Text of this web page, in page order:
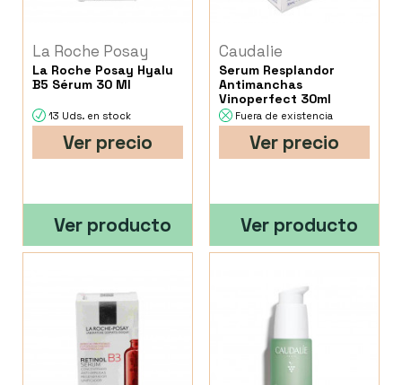
La Roche Posay
La Roche Posay Hyalu
B5 Sérum 30 Ml
13 Uds. en stock
Ver precio
Ver producto
Caudalie
Serum Resplandor
Antimanchas
Vinoperfect 30ml
Fuera de existencia
Ver precio
Ver producto